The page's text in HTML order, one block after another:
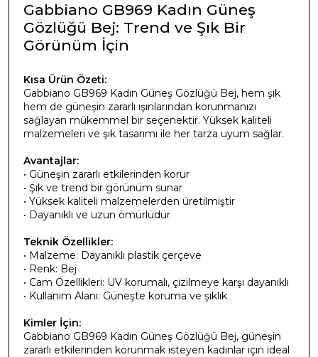
Gabbiano GB969 Kadın Güneş
Gözlüğü Bej: Trend ve Şık Bir
Görünüm İçin
Kısa Ürün Özeti:
Gabbiano GB969 Kadın Güneş Gözlüğü Bej, hem şık
hem de güneşin zararlı ışınlarından korunmanızı
sağlayan mükemmel bir seçenektir. Yüksek kaliteli
malzemeleri ve şık tasarımı ile her tarza uyum sağlar.
Avantajlar:
• Güneşin zararlı etkilerinden korur
• Şık ve trend bir görünüm sunar
• Yüksek kaliteli malzemelerden üretilmiştir
• Dayanıklı ve uzun ömürlüdür
Teknik Özellikler:
• Malzeme: Dayanıklı plastik çerçeve
• Renk: Bej
• Cam Özellikleri: UV korumalı, çizilmeye karşı dayanıklı
• Kullanım Alanı: Güneşte koruma ve şıklık
Kimler İçin:
Gabbiano GB969 Kadın Güneş Gözlüğü Bej, güneşin
zararlı etkilerinden korunmak isteyen kadınlar için ideal